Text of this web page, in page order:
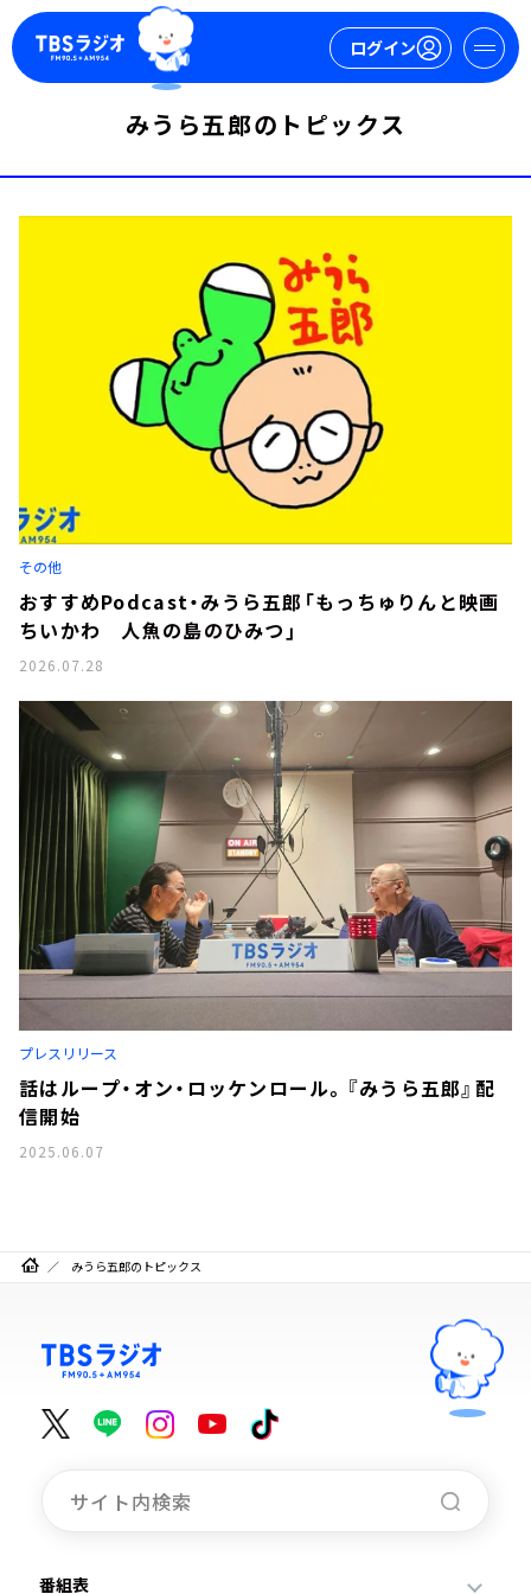
ログイン
今日の番組表
TBS Podcast
お知らせ
YouTube
会社情報
みうら五郎のトピックス
その他
おすすめPodcast・みうら五郎「もっちゅりんと映画
ちいかわ 人魚の島のひみつ」
2026.07.28
プレスリリース
話はループ・オン・ロッケンロール。『みうら五郎』配
信開始
2025.06.07
みうら五郎のトピックス
番組表